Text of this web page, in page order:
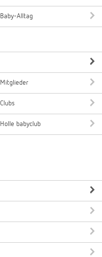
Baby-Alltag
Mitglieder
Clubs
Holle babyclub